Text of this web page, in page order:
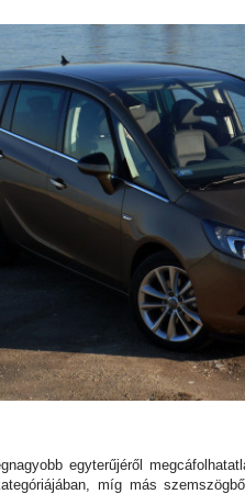
egyterűjéről
míg más